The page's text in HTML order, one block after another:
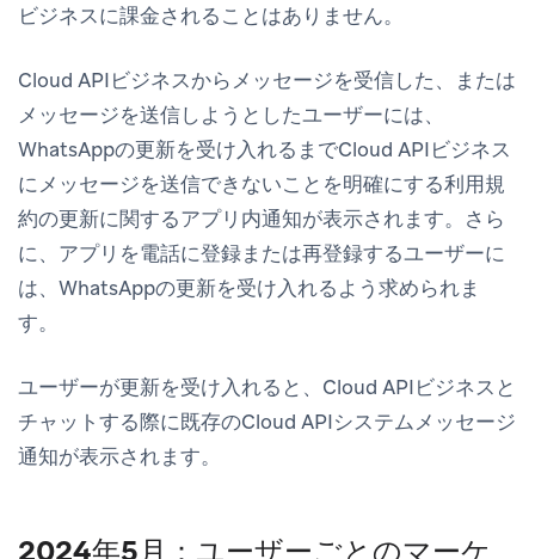
ビジネスに課金されることはありません。
Cloud APIビジネスからメッセージを受信した、または
メッセージを送信しようとしたユーザーには、
WhatsAppの更新を受け入れるまでCloud APIビジネス
にメッセージを送信できないことを明確にする利用規
約の更新に関するアプリ内通知が表示されます。さら
に、アプリを電話に登録または再登録するユーザーに
は、WhatsAppの更新を受け入れるよう求められま
す。
ユーザーが更新を受け入れると、Cloud APIビジネスと
チャットする際に既存のCloud APIシステムメッセージ
通知が表示されます。
2024年5月：ユーザーごとのマーケ